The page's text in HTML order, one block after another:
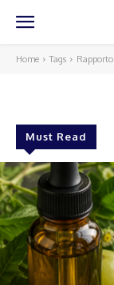
Home Tags Rapporto
Must Read